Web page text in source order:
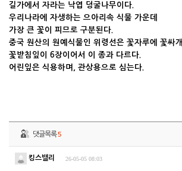
길가에서 자라는 낙엽 덩굴나무이다.
우리나라에 자생하는 으아리속 식물 가운데
가장 큰 꽃이 피므로 구분된다.
중국 원산의 원예식물인 위령선은 꽃자루에 꽃싸
꽃받침잎이 6장이어서 이 종과 다르다.
어린잎은 식용하며, 관상용으로 심는다.
댓글목록5
킹스밸리 26-05-05 08:03